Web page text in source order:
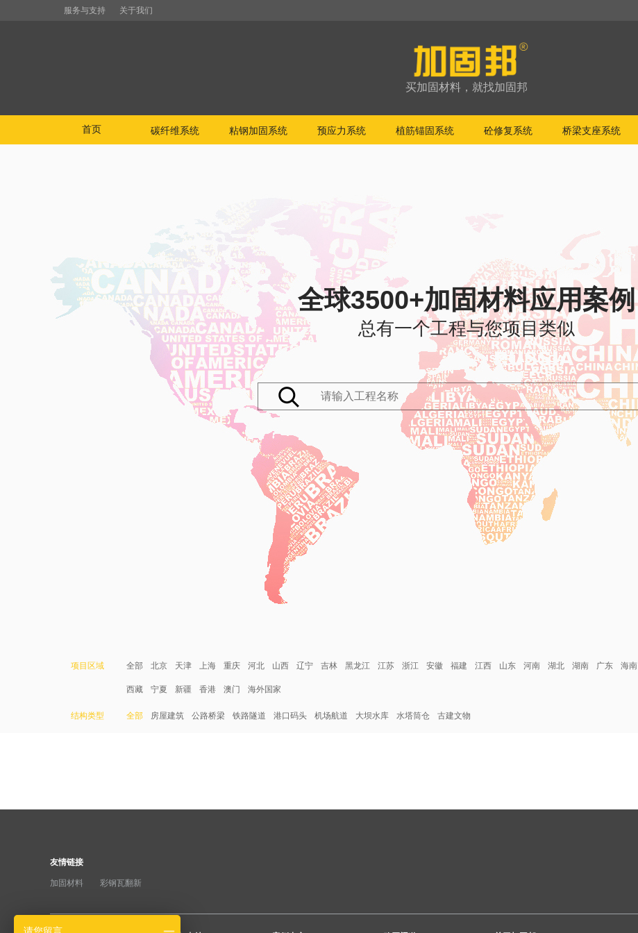
服务与支持 关于我们
买加固材料，就找加固邦
首页 碳纤维系统 粘钢加固系统 预应力系统 植筋锚固系统 砼修复系统 桥梁支座系统
全球3500+加固材料应用案例
总有一个工程与您项目类似
项目区域 全部 北京 天津 上海 重庆 河北 山西 辽宁 吉林 黑龙江 江苏 浙江 安徽 福建 江西 山东 河南 湖北 湖南 广东 海南
西藏 宁夏 新疆 香港 澳门 海外国家
结构类型 全部 房屋建筑 公路桥梁 铁路隧道 港口码头 机场航道 大坝水库 水塔筒仓 古建文物
友情链接
加固材料 彩钢瓦翻新